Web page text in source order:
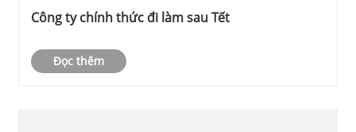
Công ty chính thức đi làm sau Tết
Đọc thêm